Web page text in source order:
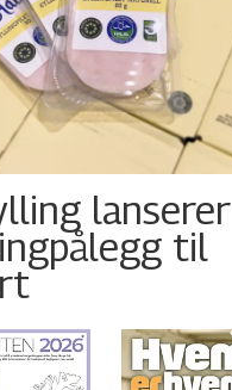
lanserer
til